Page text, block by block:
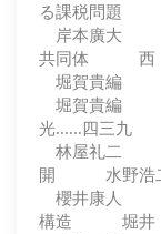
る課税問題
岸本廣大 古
共同体 西
堀賀貴編 古
堀賀貴編
光......四三九
林屋礼二 西
開 水野浩二
櫻井康人 十
構造 堀井